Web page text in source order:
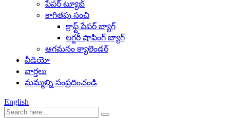
పేపర్ ట్యూబ్
కాగితపు సంచి
క్రాఫ్ట్ పేపర్ బ్యాగ్
లగ్జరీ షాపింగ్ బ్యాగ్
ఆగమనం క్యాలెండర్
వీడియో
వార్తలు
మమ్మల్ని సంప్రదించండి
English